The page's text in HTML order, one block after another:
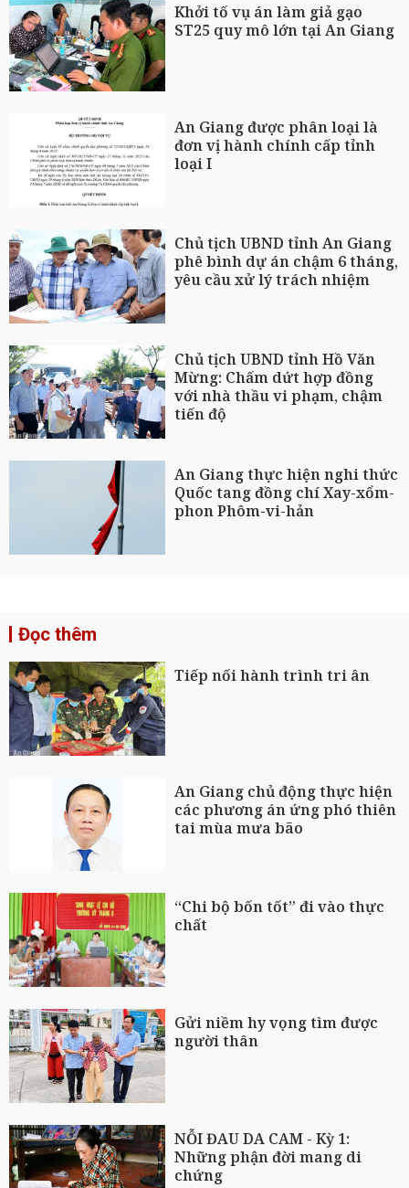
Khởi tố vụ án làm giả gạo
ST25 quy mô lớn tại An Giang
An Giang được phân loại là
đơn vị hành chính cấp tỉnh
loại I
Chủ tịch UBND tỉnh An Giang
phê bình dự án chậm 6 tháng,
yêu cầu xử lý trách nhiệm
Chủ tịch UBND tỉnh Hồ Văn
Mừng: Chấm dứt hợp đồng
với nhà thầu vi phạm, chậm
tiến độ
An Giang thực hiện nghi thức
Quốc tang đồng chí Xay-xổm-
phon Phôm-vi-hản
Đọc thêm
Tiếp nối hành trình tri ân
An Giang chủ động thực hiện
các phương án ứng phó thiên
tai mùa mưa bão
“Chi bộ bốn tốt” đi vào thực
chất
Gửi niềm hy vọng tìm được
người thân
NỖI ĐAU DA CAM - Kỳ 1:
Những phận đời mang di
chứng